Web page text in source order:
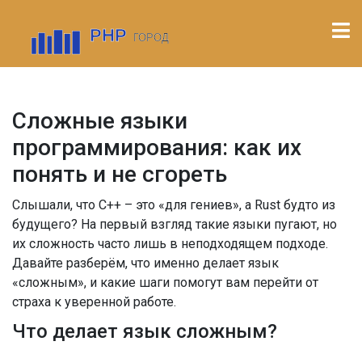
Сложные языки
программирования: как их
понять и не сгореть
Слышали, что C++ – это «для гениев», а Rust будто из
будущего? На первый взгляд такие языки пугают, но
их сложность часто лишь в неподходящем подходе.
Давайте разберём, что именно делает язык
«сложным», и какие шаги помогут вам перейти от
страха к уверенной работе.
Что делает язык сложным?